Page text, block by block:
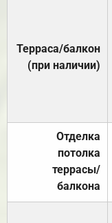
Терраса/балкон
(при наличии)
Отделка
потолка
террасы/
балкона